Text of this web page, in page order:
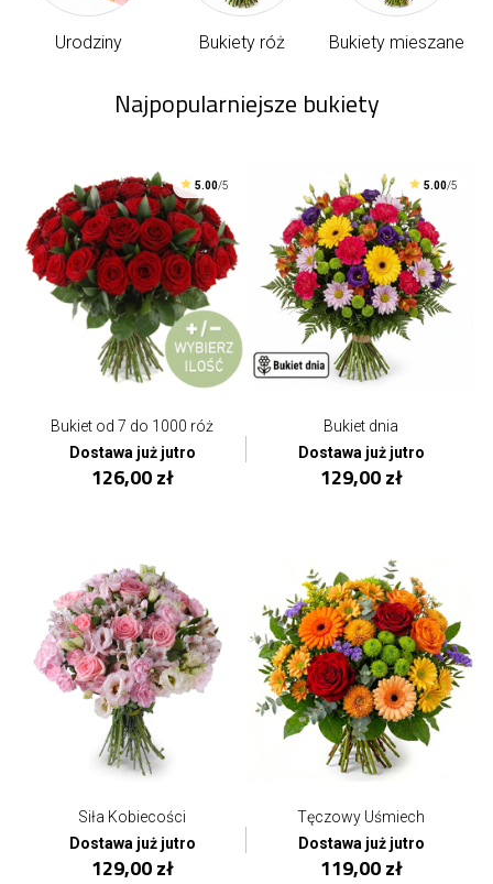
Urodziny Bukiety róż Bukiety mieszane
Najpopularniejsze bukiety
5.00/5
Bukiet od 7 do 1000 róż
Dostawa już jutro
126,00 zł
5.00/5
Bukiet dnia
Dostawa już jutro
129,00 zł
Siła Kobiecości
Dostawa już jutro
129,00 zł
Tęczowy Uśmiech
Dostawa już jutro
119,00 zł